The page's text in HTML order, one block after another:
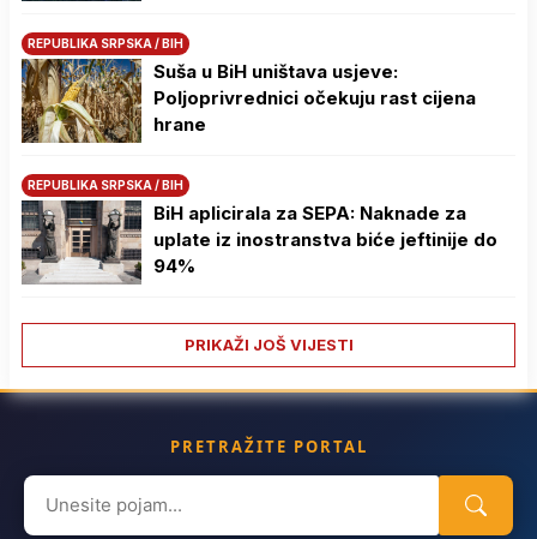
REPUBLIKA SRPSKA / BIH
Suša u BiH uništava usjeve:
Poljoprivrednici očekuju rast cijena
hrane
REPUBLIKA SRPSKA / BIH
BiH aplicirala za SEPA: Naknade za
uplate iz inostranstva biće jeftinije do
94%
PRIKAŽI JOŠ VIJESTI
PRETRAŽITE PORTAL
Search
for: